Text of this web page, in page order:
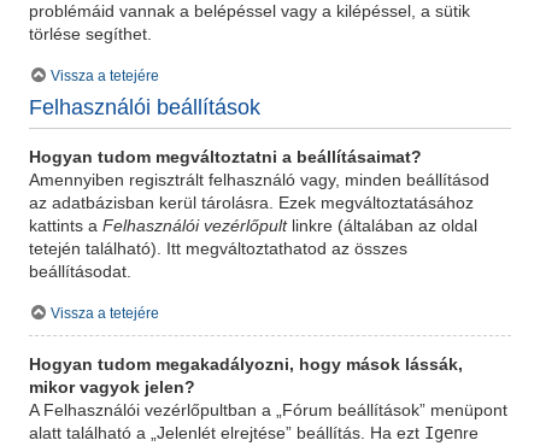
problémáid vannak a belépéssel vagy a kilépéssel, a sütik
törlése segíthet.
Vissza a tetejére
Felhasználói beállítások
Hogyan tudom megváltoztatni a beállításaimat?
Amennyiben regisztrált felhasználó vagy, minden beállításod
az adatbázisban kerül tárolásra. Ezek megváltoztatásához
kattints aFelhasználói vezérlőpultlinkre (általában az oldal
tetején található). Itt megváltoztathatod az összes
beállításodat.
Vissza a tetejére
Hogyan tudom megakadályozni, hogy mások lássák,
mikor vagyok jelen?
A Felhasználói vezérlőpultban a „Fórum beállítások” menüpont
alatt található a „Jelenlét elrejtése” beállítás. Ha ezt Igenre